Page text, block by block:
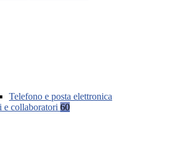
Telefono e posta elettronica
e collaboratori 60